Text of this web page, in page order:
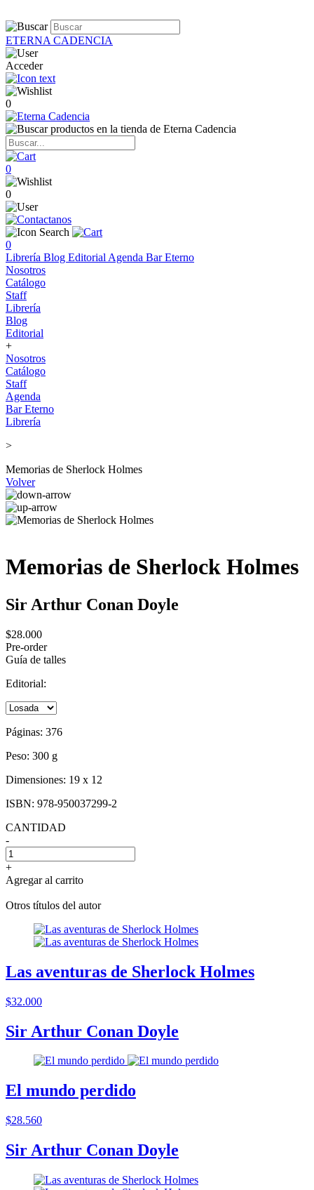
ETERNA CADENCIA
Acceder
0
0
0
0
Librería Blog Editorial Agenda Bar Eterno
Nosotros
Catálogo
Staff
Librería
Blog
Editorial
+
Nosotros
Catálogo
Staff
Agenda
Bar Eterno
Librería
>
Memorias de Sherlock Holmes
Volver
Memorias de Sherlock Holmes
Sir Arthur Conan Doyle
$28.000
Pre-order
Guía de talles
Editorial:
Páginas: 376
Peso: 300 g
Dimensiones: 19 x 12
ISBN: 978-950037299-2
CANTIDAD
-
+
Agregar al carrito
Otros títulos del autor
Las aventuras de Sherlock Holmes
$32.000
Sir Arthur Conan Doyle
El mundo perdido
$28.560
Sir Arthur Conan Doyle